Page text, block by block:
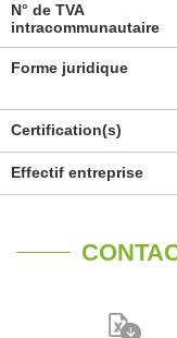
N° de TVA
intracommunautaire
Forme juridique
Certification(s)
Effectif entreprise